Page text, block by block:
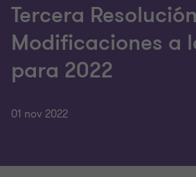
Tercera
Modificaciones a
para 2022
01 nov 2022